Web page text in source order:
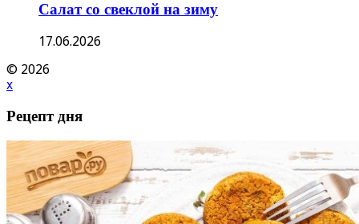
Салат со свеклой на зиму
17.06.2026
© 2026
x
Рецепт дня